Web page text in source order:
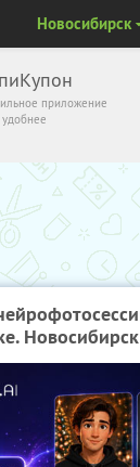
приложение
Новосибирск
Новосибирск